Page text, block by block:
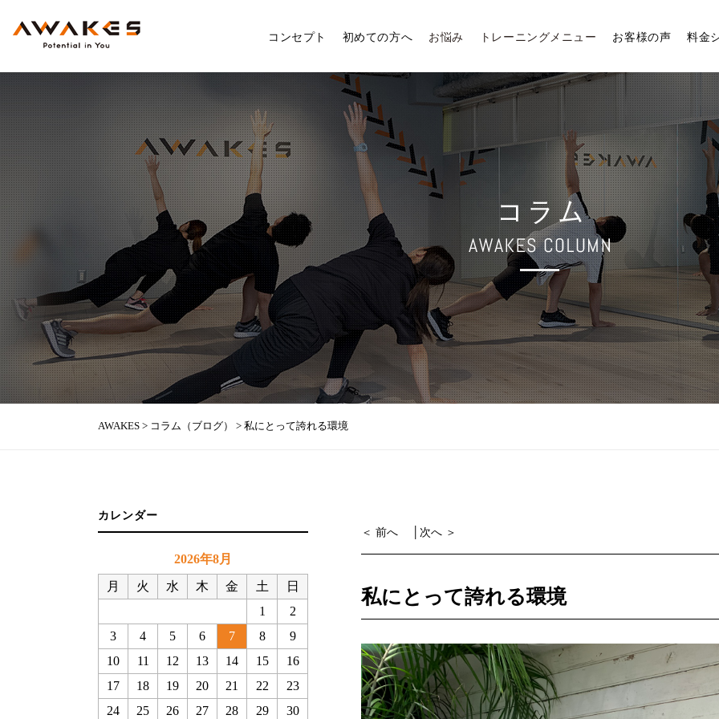
コンセプト 初めての方へ お悩み トレーニングメニュー お客様の声 料金
AWAKES > コラム（ブログ） > 私にとって誇れる環境
カレンダー
2026年8月
月
火 水 木 金 土
日
1
2
3
4 5 6 7 8
9
10
11 12 13 14 15
16
17
18 19 20 21 22
23
24
25 26 27 28 29 30
＜ 前へ 次へ ＞
私にとって誇れる環境